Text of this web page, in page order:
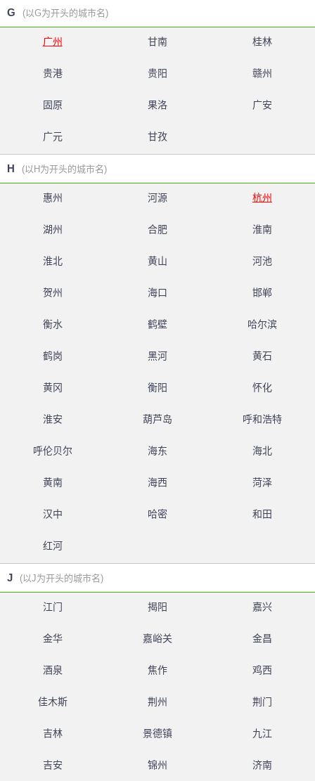
G (以G为开头的城市名)
广州 甘南 桂林
贵港 贵阳 赣州
固原 果洛 广安
广元 甘孜
H (以H为开头的城市名)
惠州 河源 杭州
湖州 合肥 淮南
淮北 黄山 河池
贺州 海口 邯郸
衡水 鹤壁 哈尔滨
鹤岗 黑河 黄石
黄冈 衡阳 怀化
淮安 葫芦岛 呼和浩特
呼伦贝尔 海东 海北
黄南 海西 菏泽
汉中 哈密 和田
红河
J (以J为开头的城市名)
江门 揭阳 嘉兴
金华 嘉峪关 金昌
酒泉 焦作 鸡西
佳木斯 荆州 荆门
吉林 景德镇 九江
吉安 锦州 济南